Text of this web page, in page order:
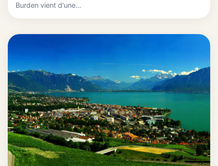
Burden vient d'une...